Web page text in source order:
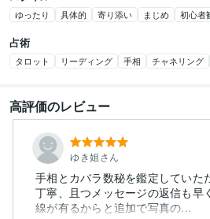
ゆったり 具体的 寄り添い まじめ 初心者
占術
タロット リーディング 手相 チャネリング
高評価のレビュー
ゆき姐さん
手相とカバラ数秘を鑑定していた
丁寧、且つメッセージの返信も早
線が有るからと追加で写真の...